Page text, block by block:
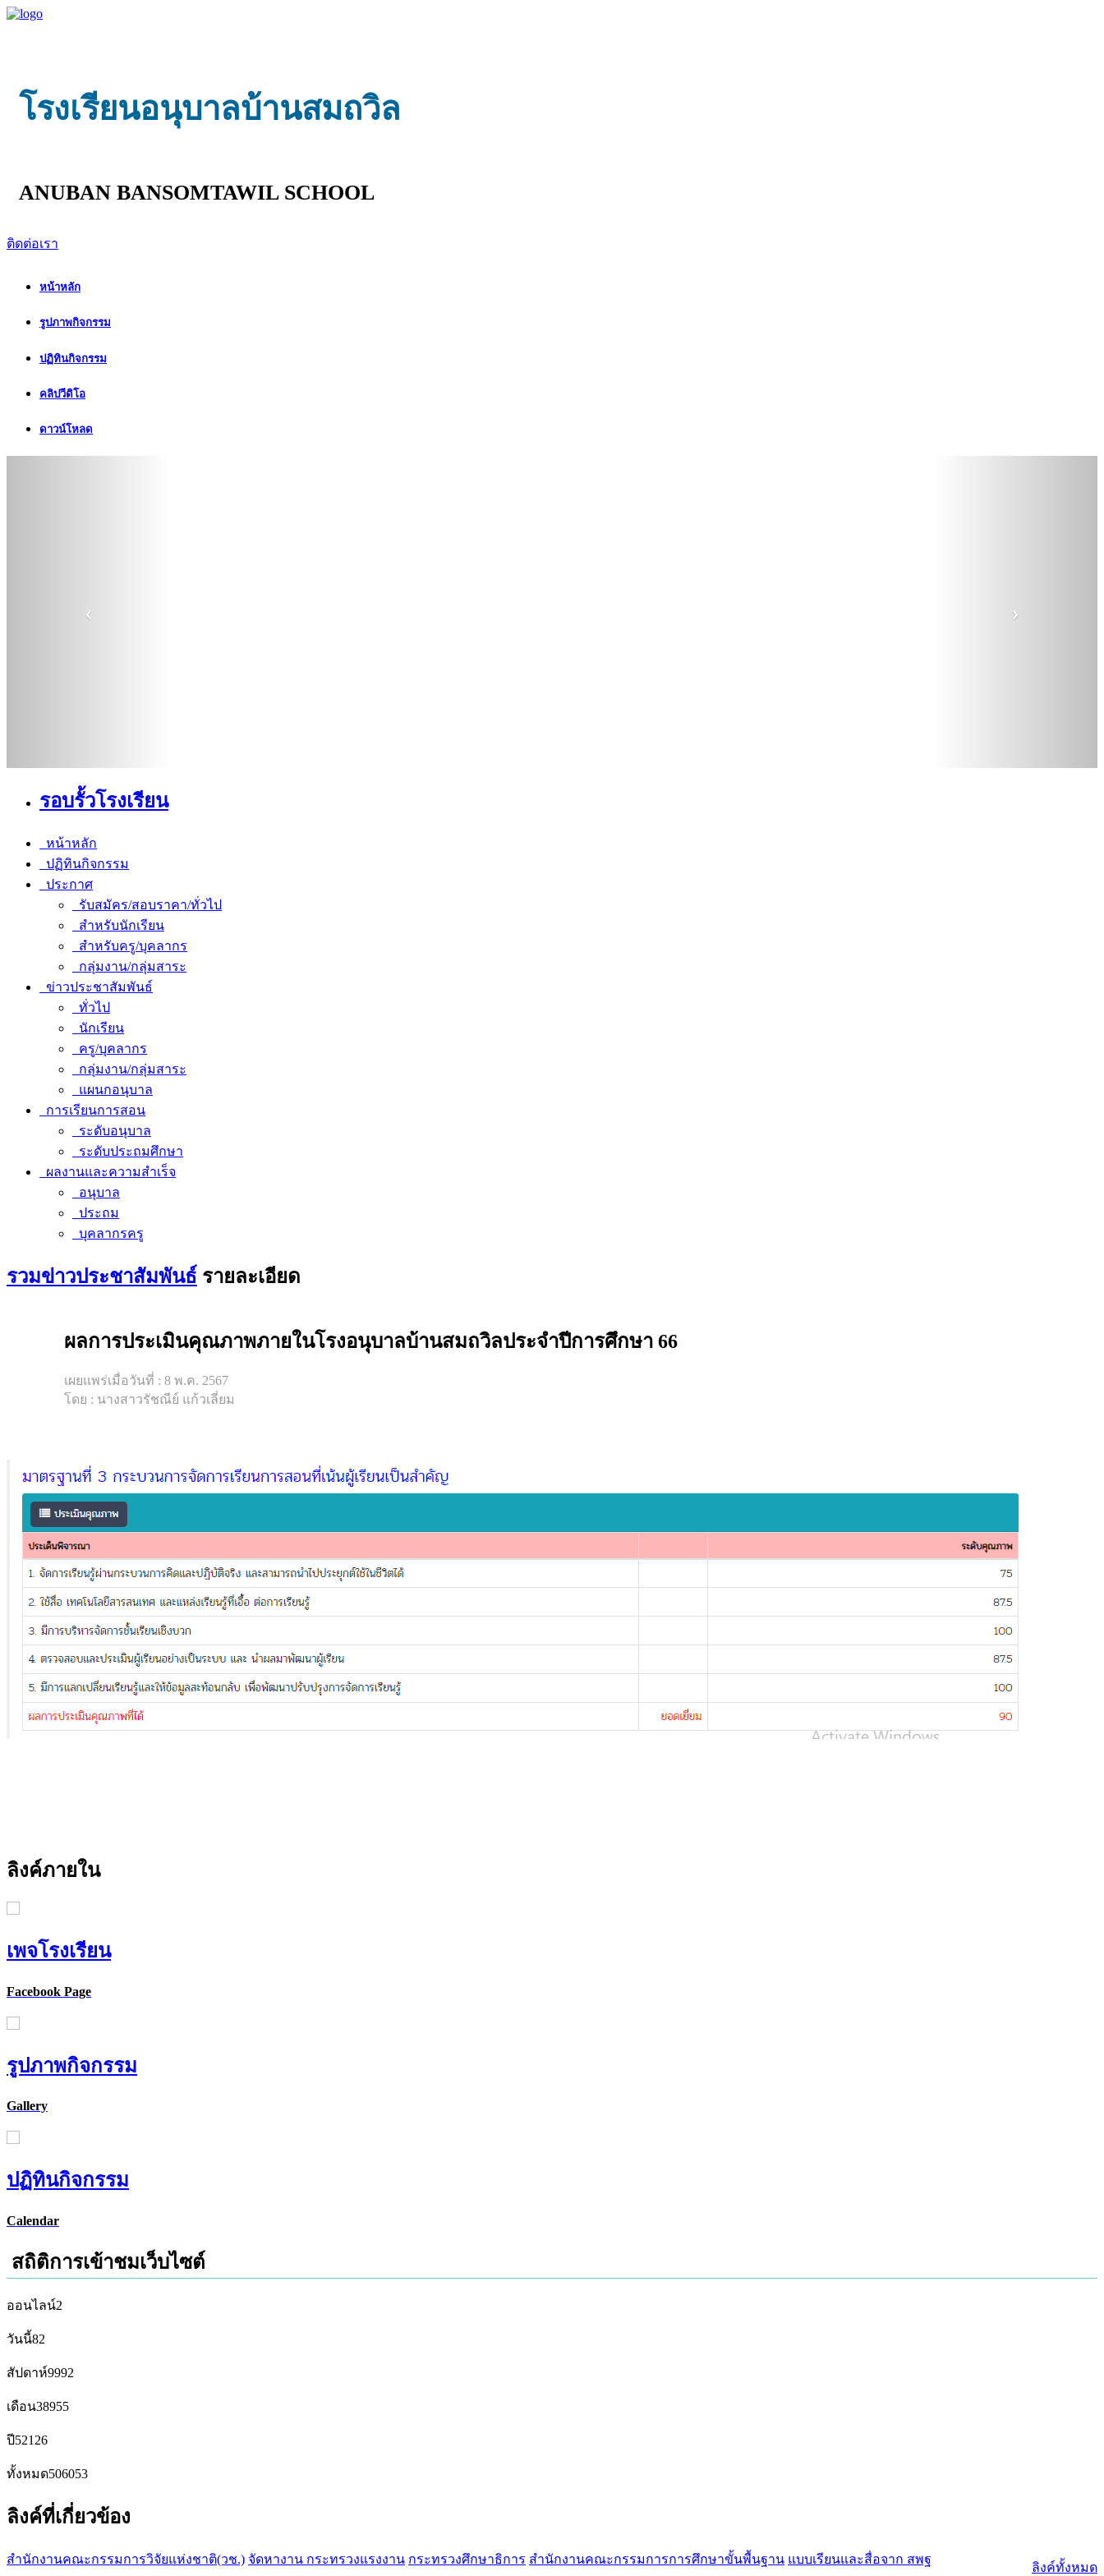
โรงเรียนอนุบาลบ้านสมถวิล
ANUBAN BANSOMTAWIL SCHOOL
ติดต่อเรา
หน้าหลัก
รูปภาพกิจกรรม
ปฏิทินกิจกรรม
คลิปวีดิโอ
ดาวน์โหลด
รอบรั้วโรงเรียน
หน้าหลัก
ปฏิทินกิจกรรม
ประกาศ
รับสมัคร/สอบราคา/ทั่วไป
สำหรับนักเรียน
สำหรับครู/บุคลากร
กลุ่มงาน/กลุ่มสาระ
ข่าวประชาสัมพันธ์
ทั่วไป
นักเรียน
ครู/บุคลากร
กลุ่มงาน/กลุ่มสาระ
แผนกอนุบาล
การเรียนการสอน
ระดับอนุบาล
ระดับประถมศึกษา
ผลงานและความสำเร็จ
อนุบาล
ประถม
บุคลากรครู
รวมข่าวประชาสัมพันธ์ รายละเอียด
ผลการประเมินคุณภาพภายในโรงอนุบาลบ้านสมถวิลประจำปีการศึกษา 66
เผยแพร่เมื่อวันที่ : 8 พ.ค. 2567
โดย : นางสาวรัชณีย์ แก้วเลี่ยม
ลิงค์ภายใน
เพจโรงเรียน
Facebook Page
รูปภาพกิจกรรม
Gallery
ปฏิทินกิจกรรม
Calendar
สถิติการเข้าชมเว็บไซต์
ออนไลน์2
วันนี้82
สัปดาห์9992
เดือน38955
ปี52126
ทั้งหมด506053
ลิงค์ที่เกี่ยวข้อง
ลิงค์ทั้งหมด
สำนักงานคณะกรรมการวิจัยแห่งชาติ(วช.) จัดหางาน กระทรวงแรงงาน กระทรวงศึกษาธิการ สำนักงานคณะกรรมการการศึกษาขั้นพื้นฐาน แบบเรียนและสื่อจาก สพฐ